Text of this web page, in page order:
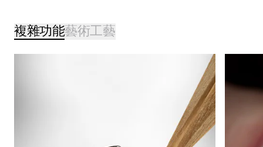
複雜功能藝術工藝